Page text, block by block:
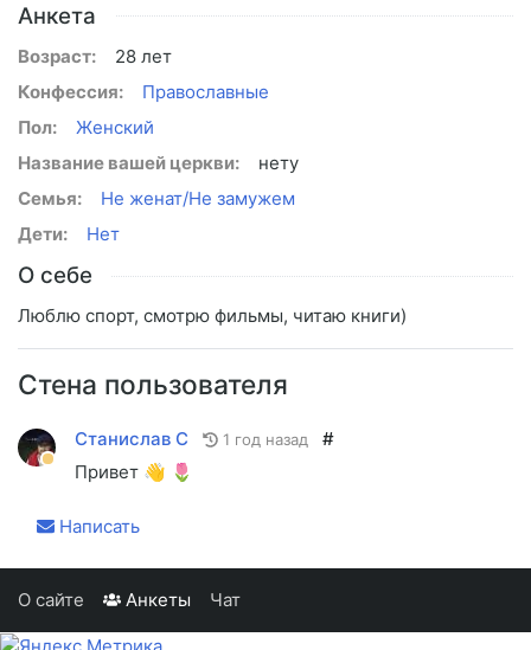
Анкета
Возраст:
28 лет
Конфессия:
Православные
Пол:
Женский
Название вашей церкви:
нету
Семья:
Не женат/Не замужем
Дети:
Нет
О себе
Люблю спорт, смотрю фильмы, читаю книги)
Стена пользователя
Станислав С 1 год назад
#
Привет 👋 🌷
Написать
О сайте Анкеты Чат